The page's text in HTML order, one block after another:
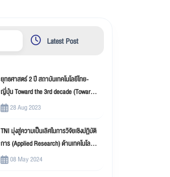
Latest Post
ยุทธศาสตร์ 2 ปี สถาบันเทคโนโลยีไทย-
ญี่ปุ่น Toward the 3rd decade (Toward
New Innovation –TNI)
28 Aug 2023
TNI มุ่งสู่ความเป็นเลิศในการวิจัยเชิงปฏิบัติ
การ (Applied Research) ด้านเทคโนโลยี
สารสนเทศ
08 May 2024